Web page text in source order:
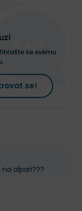
ke svému
se!
alpari???